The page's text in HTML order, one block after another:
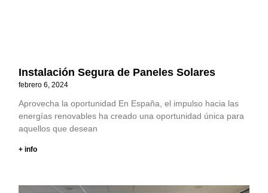
Instalación Segura de Paneles Solares
febrero 6, 2024
Aprovecha la oportunidad En España, el impulso hacia las
energías renovables ha creado una oportunidad única para
aquellos que desean
+ info